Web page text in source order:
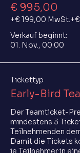
€ 995,00
+€ 199,00 MwSt.
Verkauf beginnt:
01. Nov., 00:00
Tickettyp
Early-Bird
Der Teamticket-
mindestens 3
Teilnehmenden
Damit die Tickets
je Teilnehmer:in